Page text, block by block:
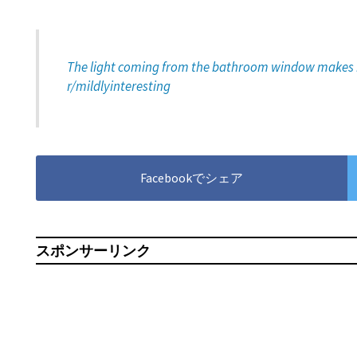
The light coming from the bathroom window
r/mildlyinteresting
Facebookでシェア
スポンサーリンク